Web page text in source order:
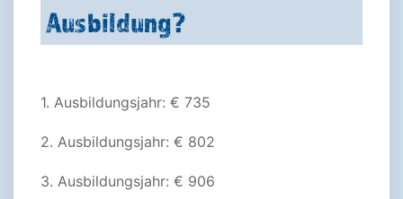
Ausbildung?
1. Ausbildungsjahr: € 735
2. Ausbildungsjahr: € 802
3. Ausbildungsjahr: € 906